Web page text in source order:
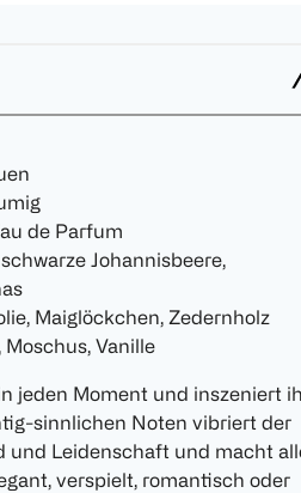
de Parfum
Johannisbeere,
Maiglöckchen, Zedernholz
Moschus, Vanille
jeden Moment und inszeniert
sinnlichen Noten vibriert der
und Leidenschaft und macht
verspielt, romantisch oder